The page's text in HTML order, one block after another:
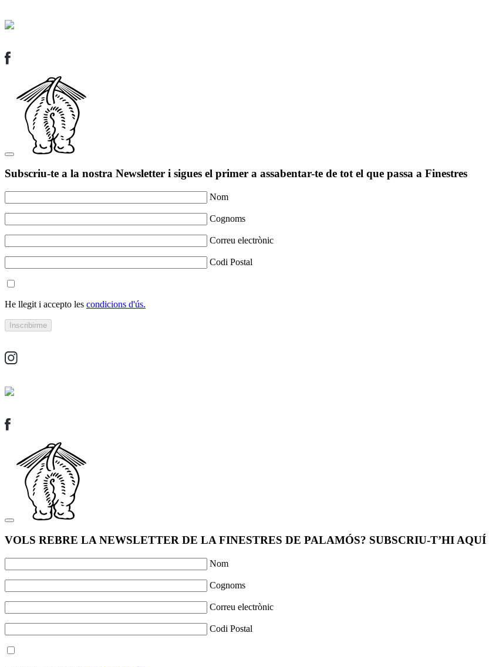
Subscriu-te a la nostra Newsletter i sigues el primer a assabentar-te de tot el que passa a Finestres
Nom
Cognoms
Correu electrònic
Codi Postal
He llegit i accepto les condicions d'ús.
VOLS REBRE LA NEWSLETTER DE LA FINESTRES DE PALAMÓS? SUBSCRIU-T’HI AQUÍ
Nom
Cognoms
Correu electrònic
Codi Postal